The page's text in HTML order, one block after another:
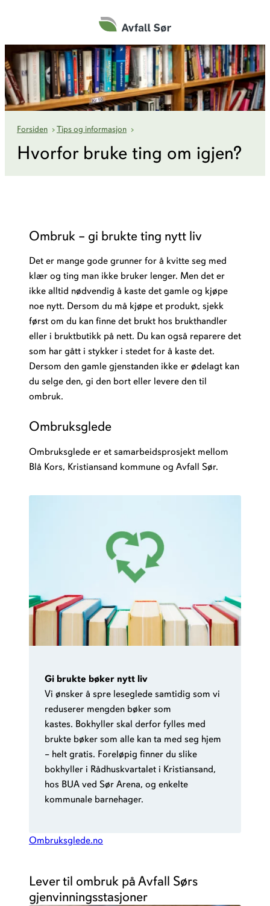
innhold
Forsiden ›Tips og informasjon ›Hvorfor bruke ting om igjen?
Hvorfor bruke ting om igjen?
Ombruk – gi brukte ting nytt liv
Det er mange gode grunner for å kvitte seg med
klær og ting man ikke bruker lenger. Men det er
ikke alltid nødvendig å kaste det gamle og kjøpe
noe nytt. Dersom du må kjøpe et produkt, sjekk
først om du kan finne det brukt hos brukthandler
eller i bruktbutikk på nett. Du kan også reparere det
som har gått i stykker i stedet for å kaste det.
Dersom den gamle gjenstanden ikke er ødelagt kan
du selge den, gi den bort eller levere den til
ombruk.
Ombruksglede
Ombruksglede er et samarbeidsprosjekt mellom
Blå Kors, Kristiansand kommune og Avfall Sør.
Gi brukte bøker nytt liv
Vi ønsker å spre leseglede samtidig som vi
reduserer mengden bøker som
kastes. Bokhyller skal derfor fylles med
brukte bøker som alle kan ta med seg hjem
– helt gratis. Foreløpig finner du slike
bokhyller i Rådhuskvartalet i Kristiansand,
hos BUA ved Sør Arena, og enkelte
kommunale barnehager.
Ombruksglede.no
Lever til ombruk på Avfall Sørs
gjenvinningsstasjoner